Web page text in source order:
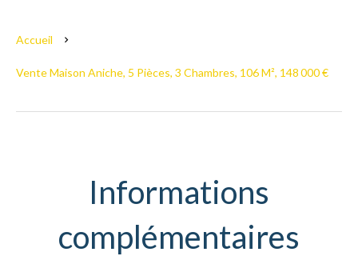
Accueil
Vente Maison Aniche, 5 Pièces, 3 Chambres, 106 M², 148 000 €
Informations
complémentaires